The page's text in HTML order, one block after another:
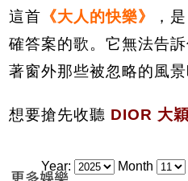
這首 《大人的快樂》 ，是
確答案的歌。它無法告
著窗外那些被忽略的風
想要搶先收聽 DIOR 大穎
Year: Month